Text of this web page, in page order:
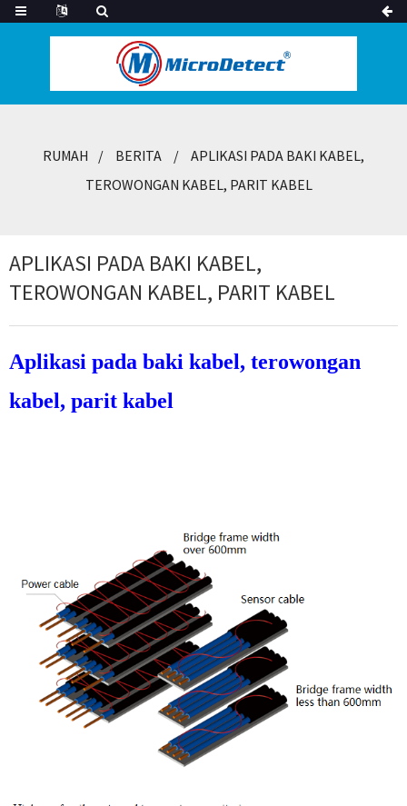
RUMAH BERITA
APLIKASI PADA BAKI KABEL,
TEROWONGAN KABEL, PARIT KABEL
APLIKASI PADA BAKI KABEL,
TEROWONGAN KABEL, PARIT KABEL
Aplikasi pada baki kabel, terowongan
kabel, parit kabel